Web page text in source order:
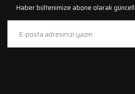
Haber bültenimize abone olarak